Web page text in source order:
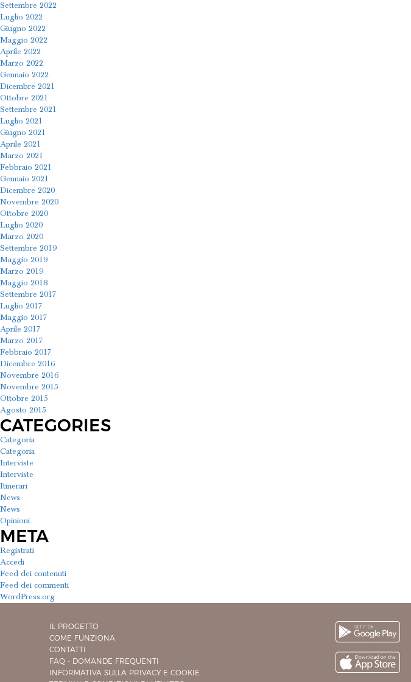
Settembre 2022
Luglio 2022
Giugno 2022
Maggio 2022
Aprile 2022
Marzo 2022
Gennaio 2022
Dicembre 2021
Ottobre 2021
Settembre 2021
Luglio 2021
Giugno 2021
Aprile 2021
Marzo 2021
Febbraio 2021
Gennaio 2021
Dicembre 2020
Novembre 2020
Ottobre 2020
Luglio 2020
Marzo 2020
Settembre 2019
Maggio 2019
Marzo 2019
Maggio 2018
Settembre 2017
Luglio 2017
Maggio 2017
Aprile 2017
Marzo 2017
Febbraio 2017
Dicembre 2016
Novembre 2016
Novembre 2015
Ottobre 2015
Agosto 2015
CATEGORIES
Categoria
Categoria
Interviste
Interviste
Itinerari
News
News
Opinioni
META
Registrati
Accedi
Feed dei contenuti
Feed dei commenti
WordPress.org
IL PROGETTO
COME FUNZIONA
CONTATTI
FAQ - DOMANDE FREQUENTI
INFORMATIVA SULLA PRIVACY E COOKIE